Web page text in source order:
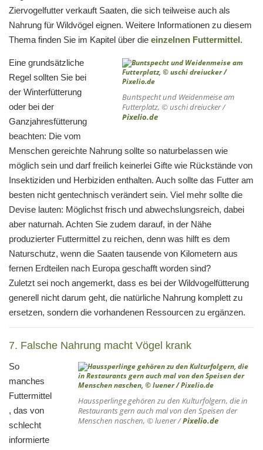
Ziervogelfutter verkauft Saaten, die sich teilweise auch als
Nahrung für Wildvögel eignen. Weitere Informationen zu diesem
Thema finden Sie im Kapitel über die einzelnen Futtermittel.
Buntspecht und Weidenmeise am
Futterplatz, © uschi dreiucker /
Pixelio.de
Eine grundsätzliche
Regel sollten Sie bei
der Winterfütterung
oder bei der
Ganzjahresfütterung
beachten: Die vom
Menschen gereichte Nahrung sollte so naturbelassen wie
möglich sein und darf freilich keinerlei Gifte wie Rückstände von
Insektiziden und Herbiziden enthalten. Auch sollte das Futter am
besten nicht gentechnisch verändert sein. Viel mehr sollte die
Devise lauten: Möglichst frisch und abwechslungsreich, dabei
aber naturnah. Achten Sie zudem darauf, in der Nähe
produzierter Futtermittel zu reichen, denn was hilft es dem
Naturschutz, wenn die Saaten tausende von Kilometern aus
fernen Erdteilen nach Europa geschafft worden sind?
Zuletzt sei noch angemerkt, dass es bei der Wildvogelfütterung
generell nicht darum geht, die natürliche Nahrung komplett zu
ersetzen, sondern die vorhandenen Ressourcen zu ergänzen.
7. Falsche Nahrung macht Vögel krank
Haussperlinge gehören zu den Kulturfolgern, die in
Restaurants gern auch mal von den Speisen der
Menschen naschen, © luener /Pixelio.de
So
manches
Futtermittel
, das von
schlecht
informierte